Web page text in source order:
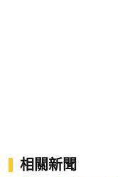
相關新聞